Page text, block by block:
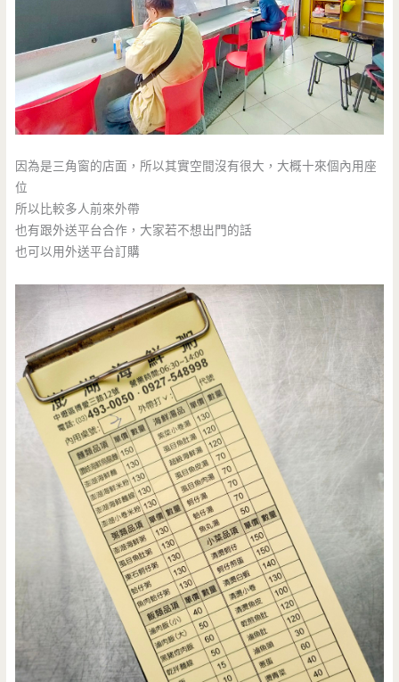
因為是三角窗的店面，所以其實空間沒有很大，大概十來個內用座
位
所以比較多人前來外帶
也有跟外送平台合作，大家若不想出門的話
也可以用外送平台訂購